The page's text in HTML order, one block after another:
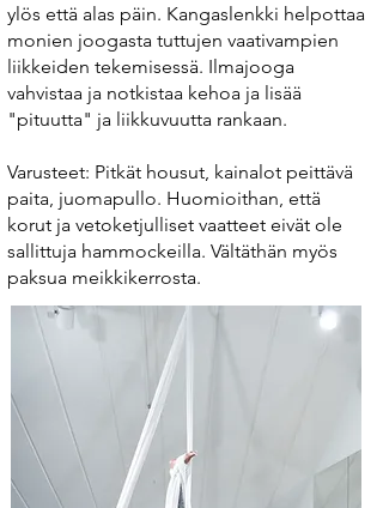
ylös että alas päin. Kangaslenkki helpottaa
monien joogasta tuttujen vaativampien
liikkeiden tekemisessä. Ilmajooga
vahvistaa ja notkistaa kehoa ja lisää
"pituutta" ja liikkuvuutta rankaan.
Varusteet: Pitkät housut, kainalot peittävä
paita, juomapullo. Huomioithan, että
korut ja vetoketjulliset vaatteet eivät ole
sallittuja hammockeilla. Vältäthän myös
paksua meikkikerrosta.